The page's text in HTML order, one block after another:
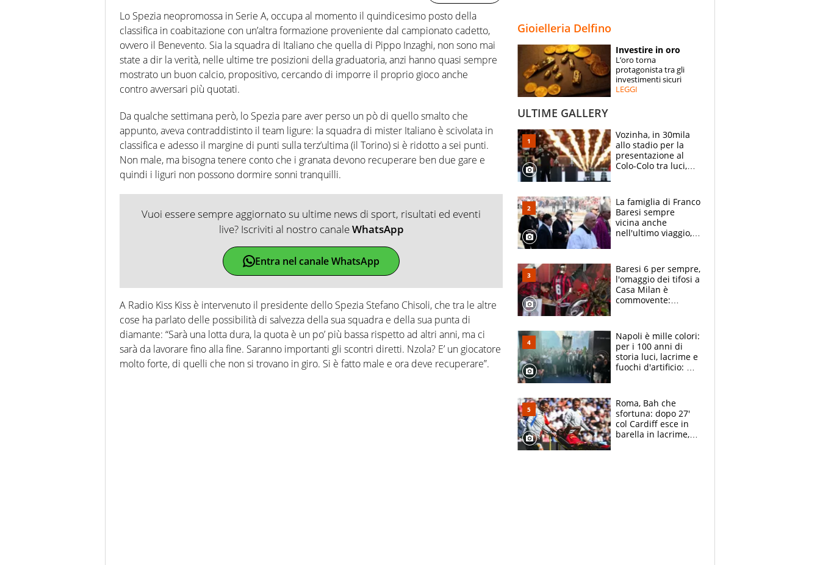
ESPERTI
CONTATTI
Lo Spezia neopromossa in Serie A, occupa al momento il quindicesimo posto della
classifica in coabitazione con un’altra formazione proveniente dal campionato cadetto,
ovvero il Benevento. Sia la squadra di Italiano che quella di Pippo Inzaghi, non sono mai
state a dir la verità, nelle ultime tre posizioni della graduatoria, anzi hanno quasi sempre
mostrato un buon calcio, propositivo, cercando di imporre il proprio gioco anche
contro avversari più quotati.
Da qualche settimana però, lo Spezia pare aver perso un pò di quello smalto che
appunto, aveva contraddistinto il team ligure: la squadra di mister Italiano è scivolata in
classifica e adesso il margine di punti sulla terz’ultima (il Torino) si è ridotto a sei punti.
Non male, ma bisogna tenere conto che i granata devono recuperare ben due gare e
quindi i liguri non possono dormire sonni tranquilli.
Vuoi essere sempre aggiornato su ultime news di sport, risultati ed eventi
live? Iscriviti al nostro canaleWhatsApp
Entra nel canale WhatsApp
A Radio Kiss Kiss è intervenuto il presidente dello Spezia Stefano Chisoli, che tra le altre
cose ha parlato delle possibilità di salvezza della sua squadra e della sua punta di
diamante: “Sarà una lotta dura, la quota è un po’ più bassa rispetto ad altri anni, ma ci
sarà da lavorare fino alla fine. Saranno importanti gli scontri diretti. Nzola? E’ un giocatore
molto forte, di quelli che non si trovano in giro. Si è fatto male e ora deve recuperare”.
Gioielleria Delfino
Investire in oro
L’oro torna
protagonista tra gli
investimenti sicuri
LEGGI
ULTIME GALLERY
Vozinha, in 30mila
allo stadio per la
presentazione al
Colo-Colo tra luci,
La famiglia di Franco
Baresi sempre
vicina anche
nell'ultimo viaggio,
circondati
dall'affetto dei tifosi
Baresi 6 per sempre,
l'omaggio dei tifosi a
Casa Milan è
commovente:
bigliettini
Napoli è mille colori:
per i 100 anni di
storia luci, lacrime e
fuochi d'artificio: De
Roma, Bah che
sfortuna: dopo 27'
col Cardiff esce in
barella in lacrime,